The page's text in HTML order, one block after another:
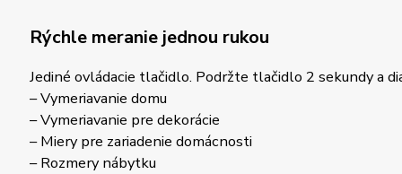
Rýchle meranie jednou rukou
Jediné ovládacie tlačidlo. Podržte tlačidlo 2 sekundy a
– Vymeriavanie domu
– Vymeriavanie pre dekorácie
– Miery pre zariadenie domácnosti
– Rozmery nábytku